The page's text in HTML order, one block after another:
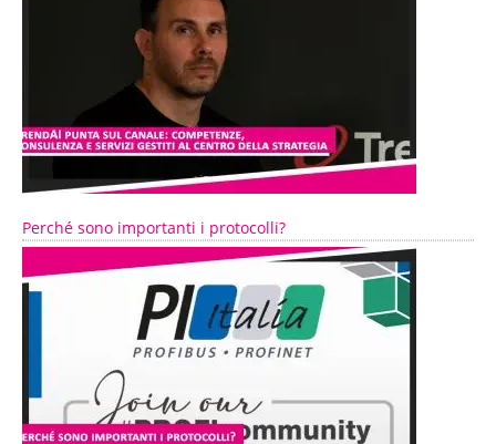
Perché sono importanti i protocolli?